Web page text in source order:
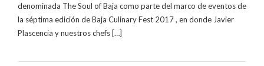
denominada The Soul of Baja como parte del marco de eventos de
la séptima edición de Baja Culinary Fest 2017 , en donde Javier
Plascencia y nuestros chefs […]